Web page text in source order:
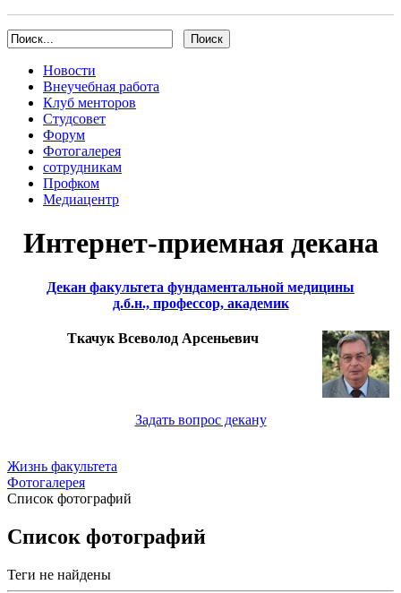
Новости
Внеучебная работа
Клуб менторов
Студсовет
Форум
Фотогалерея
сотрудникам
Профком
Медиацентр
Интернет-приемная декана
Декан факультета фундаментальной медицины
д.б.н., профессор, академик
Ткачук Всеволод Арсеньевич
Задать вопрос декану
Жизнь факультета
Фотогалерея
Список фотографий
Список фотографий
Теги не найдены